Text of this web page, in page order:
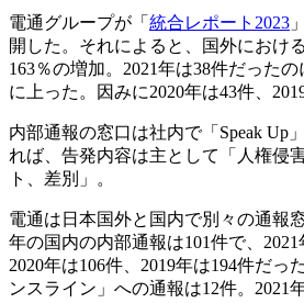
電通グループが「 統合レポート2023
開した。それによると、国外におけ
163％の増加。2021年は38件だった
に上った。因みに2020年は43件、
内部通報の窓口は社内で「Speak Up
れば、告発内容は主として「人権侵
ト、差別」。
電通は日本国外と国内で別々の通報
年の国内の内部通報は101件で、2021
2020年は106件、2019年は194件だっ
ンスライン」への通報は12件。2021